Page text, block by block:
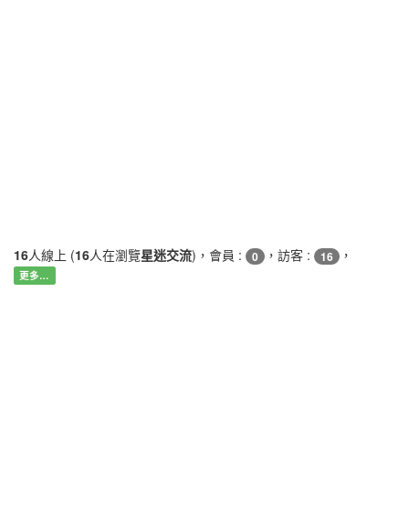
16人線上 (16人在瀏覽星迷交流)，會員 : 0 ，訪客 : 16 ，
更多…